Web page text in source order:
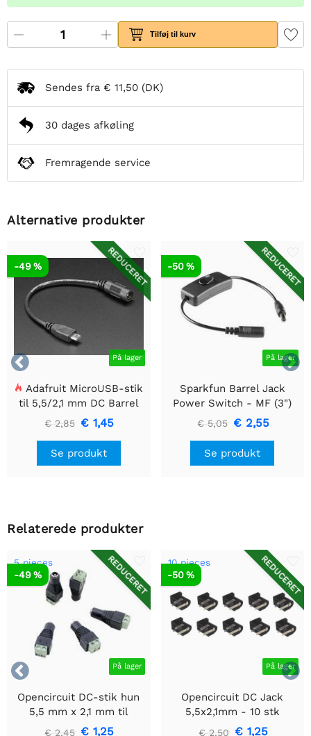
Tilføj til kurv
Sendes fra € 11,50 (DK)
30 dages afkøling
Fremragende service
Alternative produkter


REDUCERET
På lager
-49 %
Adafruit MicroUSB-stik
til 5,5/2,1 mm DC Barrel
Jack-adapter
€ 2,85 € 1,45
Se produkt
REDUCERET
På lager
-50 %
Sparkfun Barrel Jack
Power Switch - MF (3")
€ 5,05 € 2,55
Se produkt
Relaterede produkter


REDUCERET
5 pieces
På lager
-49 %
Opencircuit DC-stik hun
5,5 mm x 2,1 mm til
klemrække - 5 stk
€ 2,45 € 1,25
REDUCERET
10 pieces
På lager
-50 %
Opencircuit DC Jack
5,5x2,1mm - 10 stk
€ 2,50 € 1,25